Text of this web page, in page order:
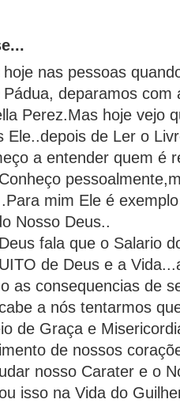
nas pessoas
deparamos com
Perez.Mas hoje vejo
Ele..depois de Ler o
a entender quem é
mim Ele é
Nosso Deus..
fala que o Salario
de Deus e a
as consequencias de
a nós tentarmos
de Graça e
de nossos
nosso Carater e o
isso na Vida do